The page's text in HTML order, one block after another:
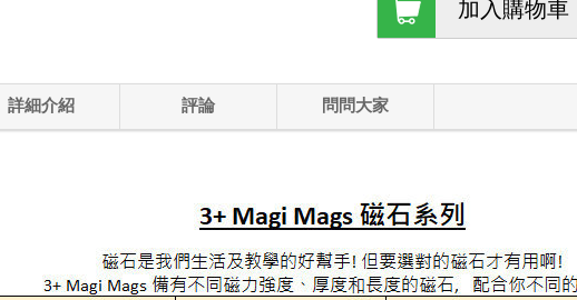
加入購物車
詳細介紹 評論 問問大家